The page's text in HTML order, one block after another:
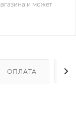
и может
ОПЛАТА